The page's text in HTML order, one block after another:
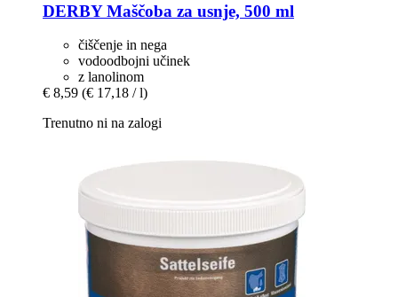
DERBYMaščoba za usnje, 500 ml
čiščenje in nega
vodoodbojni učinek
z lanolinom
€ 8,59 (€ 17,18 / l)
Trenutno ni na zalogi